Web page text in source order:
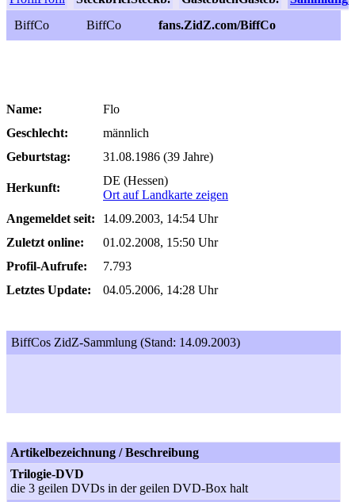
BiffCo
BiffCo fans.ZidZ.com/BiffCo
Name:
Flo
Geschlecht:
männlich
Geburtstag:
31.08.1986 (39 Jahre)
Herkunft:
DE (Hessen)
Ort auf Landkarte zeigen
Angemeldet seit:
14.09.2003, 14:54 Uhr
Zuletzt online:
01.02.2008, 15:50 Uhr
Profil-Aufrufe:
7.793
Letztes Update:
04.05.2006, 14:28 Uhr
BiffCos ZidZ-Sammlung (Stand: 14.09.2003)
Artikelbezeichnung / Beschreibung
Trilogie-DVD
die 3 geilen DVDs in der geilen DVD-Box halt